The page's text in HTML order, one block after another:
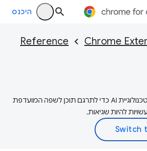
היכנס
Chrome
Reference
‫Google משתמשת בטכנולוגיית AI כדי לתרגם תוכן לשפה המועדפת
להיות שגיאות.